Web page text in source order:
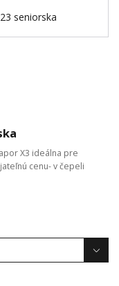
X3 ideálna pre
cenu- v čepeli